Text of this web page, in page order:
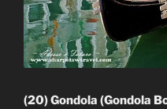
(20) Gondola (Gondola